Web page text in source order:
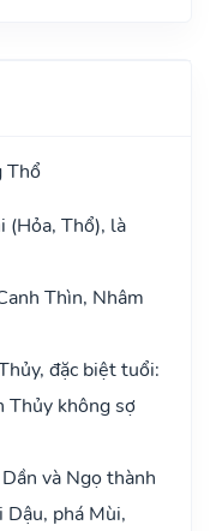
Thổ
(Hỏa, Thổ), là
Thìn, Nhâm
đặc biệt tuổi:
Thủy không sợ
và Ngọ thành
Dậu, phá Mùi,